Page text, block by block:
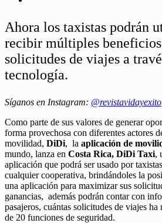
Ahora los taxistas podrán
recibir múltiples
solicitudes de viajes a
tecnología.
Síganos en Instagram: @revistavidayexito
Como parte de sus valores de generar
forma provechosa con diferentes actores
movilidad, DiDi, la aplicación de
mundo, lanza en Costa Rica, DiDi Taxi,
aplicación que podrá ser usado por
cualquier cooperativa, brindándoles la
una aplicación para maximizar sus
ganancias, además podrán contar con
pasajeros, cuántas solicitudes de viajes ha
de 20 funciones de seguridad.